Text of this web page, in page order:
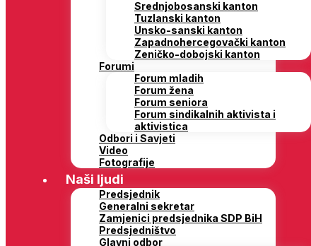
Srednjobosanski kanton
Tuzlanski kanton
Unsko-sanski kanton
Zapadnohercegovački kanton
Zeničko-dobojski kanton
Forumi
Forum mladih
Forum žena
Forum seniora
Forum sindikalnih aktivista i
aktivistica
Odbori i Savjeti
Video
Fotografije
Naši ljudi
Predsjednik
Generalni sekretar
Zamjenici predsjednika SDP BiH
Predsjedništvo
Glavni odbor